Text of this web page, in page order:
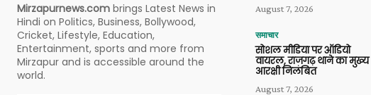
Mirzapurnews.com brings Latest News in
Hindi on Politics, Business, Bollywood,
Cricket, Lifestyle, Education,
Entertainment, sports and more from
Mirzapur and is accessible around the
world.
August 7, 2026
समाचार
सोशल मीडिया पर ऑडियो
वायरल, राजगढ़ थाने का मुख्य
आरक्षी निलंबित
August 7, 2026